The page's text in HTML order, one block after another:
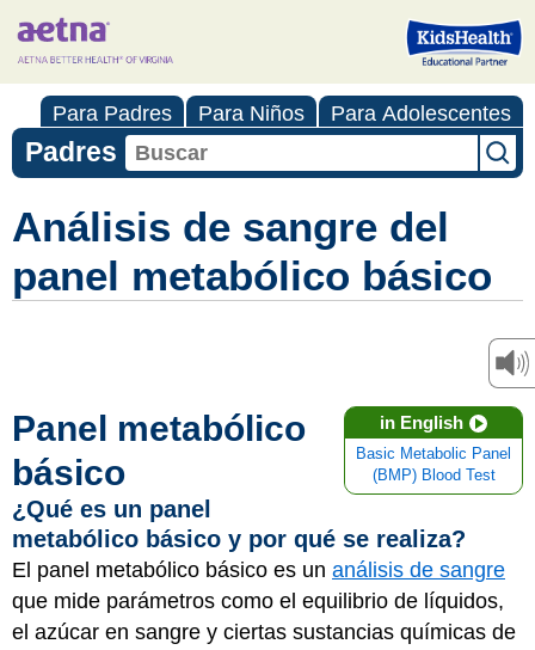
Para Padres Para Niños Para Adolescentes
Padres
Análisis de sangre del
panel metabólico básico
in English
Basic Metabolic Panel
(BMP) Blood Test
Panel metabólico
básico
¿Qué es un panel
metabólico básico y por qué se realiza?
El panel metabólico básico es un análisis de sangre
que mide parámetros como el equilibrio de líquidos,
el azúcar en sangre y ciertas sustancias químicas de